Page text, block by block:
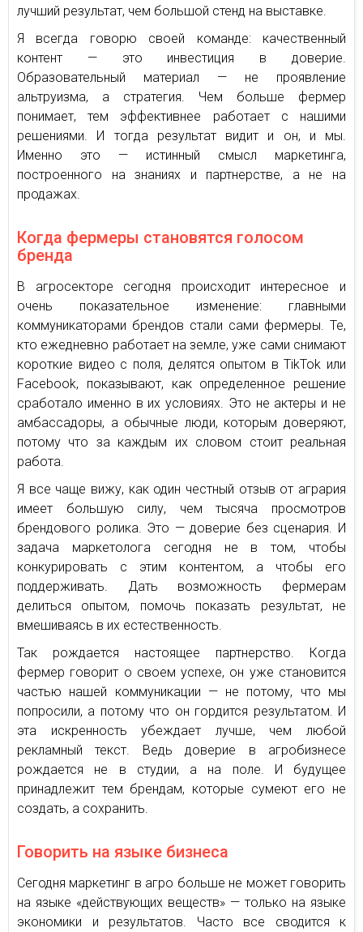
лучший результат, чем большой стенд на выставке.
Я всегда говорю своей команде: качественный
контент — это инвестиция в доверие.
Образовательный материал — не проявление
альтруизма, а стратегия. Чем больше фермер
понимает, тем эффективнее работает с нашими
решениями. И тогда результат видит и он, и мы.
Именно это — истинный смысл маркетинга,
построенного на знаниях и партнерстве, а не на
продажах.
Когда фермеры становятся голосом
бренда
В агросекторе сегодня происходит интересное и
очень показательное изменение: главными
коммуникаторами брендов стали сами фермеры. Те,
кто ежедневно работает на земле, уже сами снимают
короткие видео с поля, делятся опытом в TikTok или
Facebook, показывают, как определенное решение
сработало именно в их условиях. Это не актеры и не
амбассадоры, а обычные люди, которым доверяют,
потому что за каждым их словом стоит реальная
работа.
Я все чаще вижу, как один честный отзыв от агрария
имеет большую силу, чем тысяча просмотров
брендового ролика. Это — доверие без сценария. И
задача маркетолога сегодня не в том, чтобы
конкурировать с этим контентом, а чтобы его
поддерживать. Дать возможность фермерам
делиться опытом, помочь показать результат, не
вмешиваясь в их естественность.
Так рождается настоящее партнерство. Когда
фермер говорит о своем успехе, он уже становится
частью нашей коммуникации — не потому, что мы
попросили, а потому что он гордится результатом. И
эта искренность убеждает лучше, чем любой
рекламный текст. Ведь доверие в агробизнесе
рождается не в студии, а на поле. И будущее
принадлежит тем брендам, которые сумеют его не
создать, а сохранить.
Говорить на языке бизнеса
Сегодня маркетинг в агро больше не может говорить
на языке «действующих веществ» — только на языке
экономики и результатов. Часто все сводится к